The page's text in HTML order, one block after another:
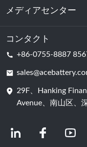
持続可能性
エネルギー貯蔵
データセンターおよ
バッテリーセル
メディアセンター
ニュース
コンタクト
+86-0755-8887
29F、Hanking
Avenue、南山区、